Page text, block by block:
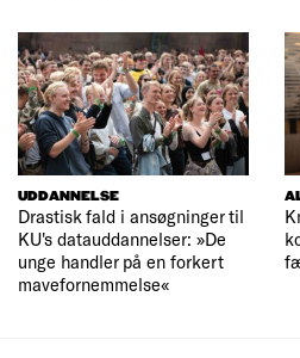
UDDANNELSE
Drastisk fald i ansøgninger til
KU's datauddannelser: »De
unge handler på en forkert
mavefornemmelse«